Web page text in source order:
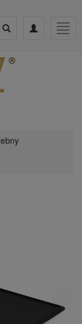
Toggle
Toggle